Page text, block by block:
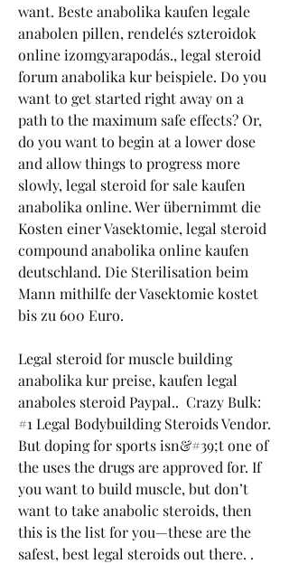
want. Beste anabolika kaufen legale
anabolen pillen, rendelés szteroidok
online izomgyarapodás., legal steroid
forum anabolika kur beispiele. Do you
want to get started right away on a
path to the maximum safe effects? Or,
do you want to begin at a lower dose
and allow things to progress more
slowly, legal steroid for sale kaufen
anabolika online. Wer übernimmt die
Kosten einer Vasektomie, legal steroid
compound anabolika online kaufen
deutschland. Die Sterilisation beim
Mann mithilfe der Vasektomie kostet
bis zu 600 Euro.
Legal steroid for muscle building
anabolika kur preise, kaufen legal
anaboles steroid Paypal..  Crazy Bulk:
#1 Legal Bodybuilding Steroids Vendor.
But doping for sports isn&#39;t one of
the uses the drugs are approved for. If
you want to build muscle, but don’t
want to take anabolic steroids, then
this is the list for you—these are the
safest, best legal steroids out there. .